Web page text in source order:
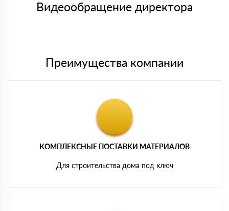
либо Вы забираете товар со склада самовывоза.
Видеообращение директора
Преимущества компании
КОМПЛЕКСНЫЕ ПОСТАВКИ МАТЕРИАЛОВ
Для строительства дома под ключ